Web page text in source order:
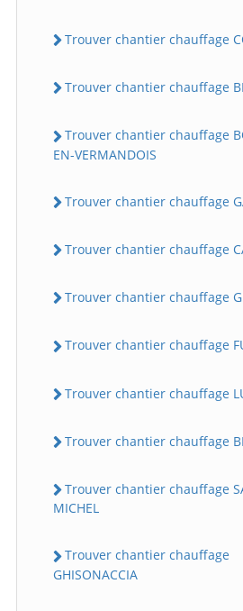
Trouver chantier chauffage
Trouver chantier chauffage
Trouver chantier chauffage
EN-VERMANDOIS
Trouver chantier chauffage
Trouver chantier chauffage
Trouver chantier chauffage
Trouver chantier chauffage
Trouver chantier chauffage
Trouver chantier chauffage
Trouver chantier chauffage
MICHEL
Trouver chantier chauffage
GHISONACCIA